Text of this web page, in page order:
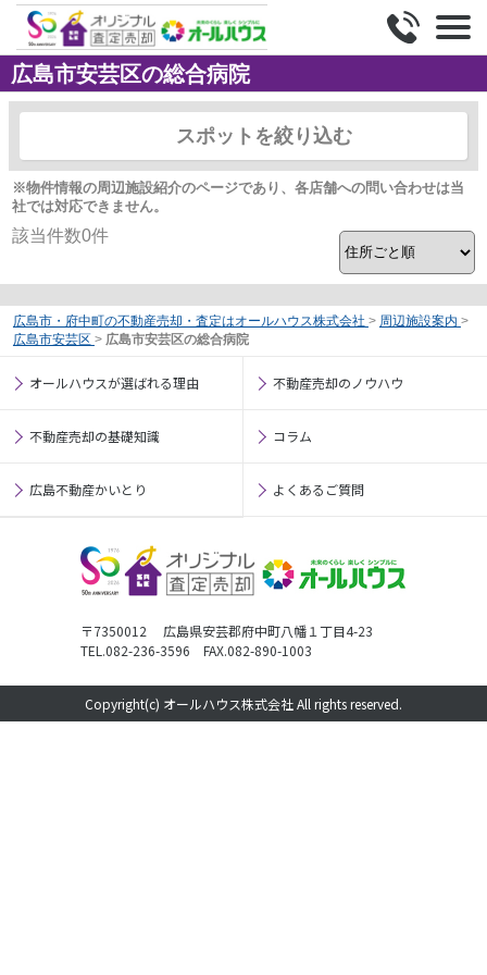
広島市安芸区の総合病院
スポットを絞り込む
※物件情報の周辺施設紹介のページであり、各店舗への問い合わせは当
社では対応できません。
該当件数0件
広島市・府中町の不動産売却・査定はオールハウス株式会社 > 周辺施設案内 >
広島市安芸区 > 広島市安芸区の総合病院
オールハウスが選ばれる理由 不動産売却のノウハウ
不動産売却の基礎知識 コラム
広島不動産かいとり よくあるご質問
〒7350012 広島県安芸郡府中町八幡１丁目4-23
TEL.082-236-3596 FAX.082-890-1003
Copyright(c) オールハウス株式会社 All rights reserved.